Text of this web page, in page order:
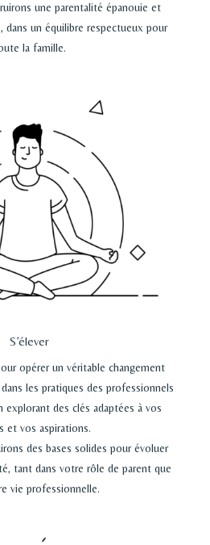
une parentalité épanouie et
dans un équilibre respectueux pour
la famille.
S’élever
opérer un véritable changement
les pratiques des professionnels
explorant des clés adaptées à vos
et vos aspirations.
des bases solides pour évoluer
tant dans votre rôle de parent que
vie professionnelle.